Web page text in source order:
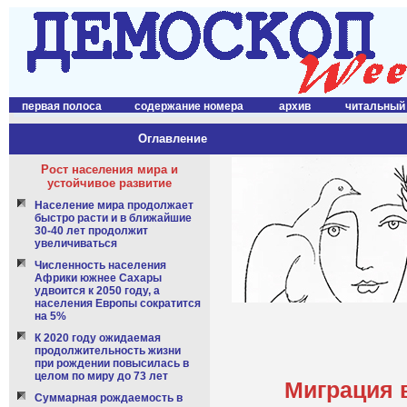
первая полоса содержание номера архив читальный
Оглавление
Рост населения мира и
устойчивое развитие
Население мира продолжает
быстро расти и в ближайшие
30-40 лет продолжит
увеличиваться
Численность населения
Африки южнее Сахары
удвоится к 2050 году, а
населения Европы сократится
на 5%
К 2020 году ожидаемая
продолжительность жизни
при рождении повысилась в
целом по миру до 73 лет
Суммарная рождаемость в
Миграция